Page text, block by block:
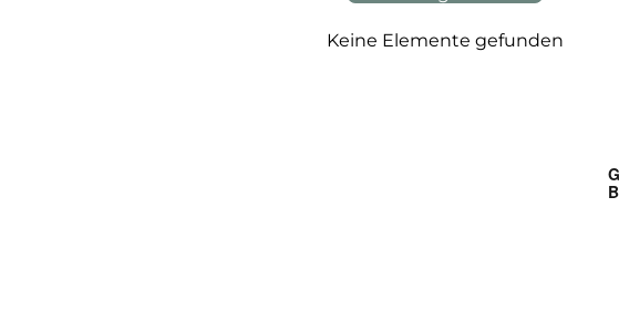
Keine Elemente gefunden